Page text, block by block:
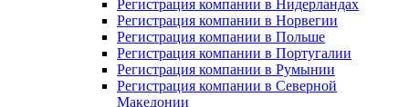
Регистрация компании в Нидерландах
Регистрация компании в Норвегии
Регистрация компании в Польше
Регистрация компании в Португалии
Регистрация компании в Румынии
Регистрация компании в Северной
Македонии